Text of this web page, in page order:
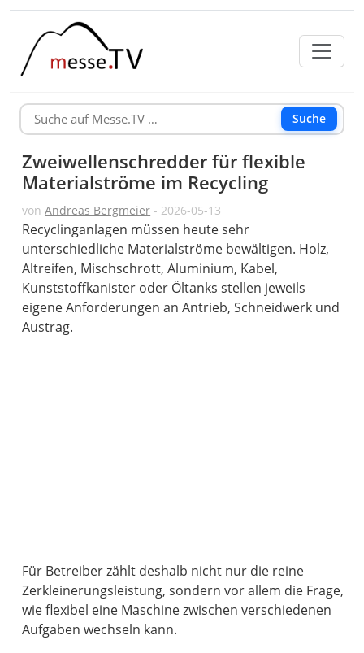
Suche
Zweiwellenschredder für flexible
Materialströme im Recycling
vonAndreas Bergmeier - 2026-05-13
Recyclinganlagen müssen heute sehr
unterschiedliche Materialströme bewältigen. Holz,
Altreifen, Mischschrott, Aluminium, Kabel,
Kunststoffkanister oder Öltanks stellen jeweils
eigene Anforderungen an Antrieb, Schneidwerk und
Austrag.
Für Betreiber zählt deshalb nicht nur die reine
Zerkleinerungsleistung, sondern vor allem die Frage,
wie flexibel eine Maschine zwischen verschiedenen
Aufgaben wechseln kann.